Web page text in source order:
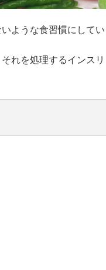
ような食習慣にしてい
れを処理するインス